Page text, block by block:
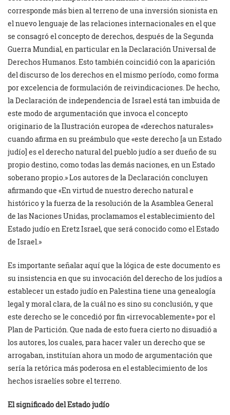
corresponde más bien al terreno de una inversión sionista en
el nuevo lenguaje de las relaciones internacionales en el que
se consagró el concepto de derechos, después de la Segunda
Guerra Mundial, en particular en la Declaración Universal de
Derechos Humanos. Esto también coincidió con la aparición
del discurso de los derechos en el mismo período, como forma
por excelencia de formulación de reivindicaciones. De hecho,
la Declaración de independencia de Israel está tan imbuida de
este modo de argumentación que invoca el concepto
originario de la Ilustración europea de «derechos naturales»
cuando afirma en su preámbulo que «este derecho [a un Estado
judío] es el derecho natural del pueblo judío a ser dueño de su
propio destino, como todas las demás naciones, en un Estado
soberano propio.» Los autores de la Declaración concluyen
afirmando que «En virtud de nuestro derecho natural e
histórico y la fuerza de la resolución de la Asamblea General
de las Naciones Unidas, proclamamos el establecimiento del
Estado judío en Eretz Israel, que será conocido como el Estado
de Israel.»
Es importante señalar aquí que la lógica de este documento es
su insistencia en que su invocación del derecho de los judíos a
establecer un estado judío en Palestina tiene una genealogía
legal y moral clara, de la cuál no es sino su conclusión, y que
este derecho se le concedió por fin «irrevocablemente» por el
Plan de Partición. Que nada de esto fuera cierto no disuadió a
los autores, los cuales, para hacer valer un derecho que se
arrogaban, instituían ahora un modo de argumentación que
sería la retórica más poderosa en el establecimiento de los
hechos israelíes sobre el terreno.
El significado del Estado judío